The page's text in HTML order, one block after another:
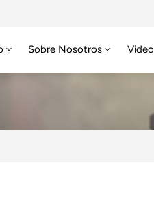
Sobre Nosotros Video